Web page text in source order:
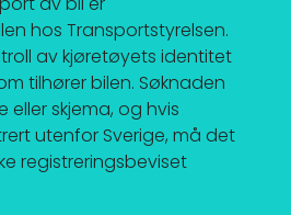
hos Transportstyrelsen.
av kjøretøyets identitet
tilhører bilen. Søknaden
skjema, og hvis
utenfor Sverige, må det
registreringsbeviset